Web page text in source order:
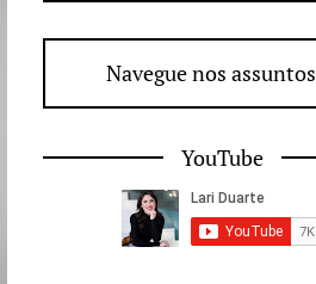
Navegue nos assuntos
YouTube